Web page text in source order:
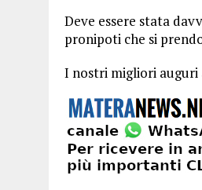
Deve essere stata
pronipoti che si
I nostri migliori auguri